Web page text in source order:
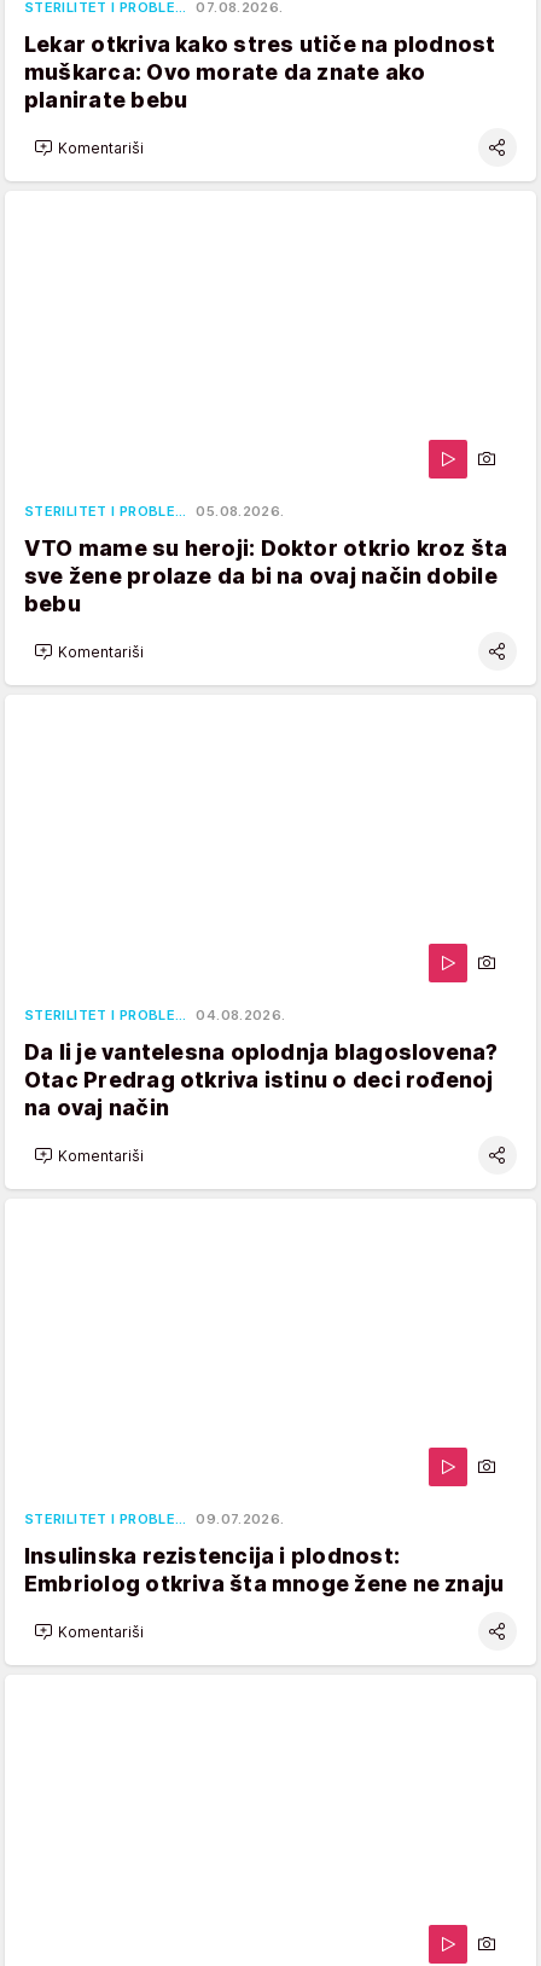
STERILITET I PROBLE… 07.08.2026.
Lekar otkriva kako stres utiče na plodnost
muškarca: Ovo morate da znate ako
planirate bebu
Komentariši
STERILITET I PROBLE… 05.08.2026.
VTO mame su heroji: Doktor otkrio kroz šta
sve žene prolaze da bi na ovaj način dobile
bebu
Komentariši
STERILITET I PROBLE… 04.08.2026.
Da li je vantelesna oplodnja blagoslovena?
Otac Predrag otkriva istinu o deci rođenoj
na ovaj način
Komentariši
STERILITET I PROBLE… 09.07.2026.
Insulinska rezistencija i plodnost:
Embriolog otkriva šta mnoge žene ne znaju
Komentariši